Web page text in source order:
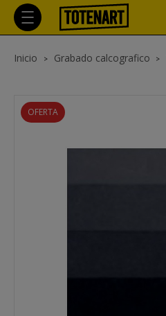
Inicio Grabado calcografico
OFERTA